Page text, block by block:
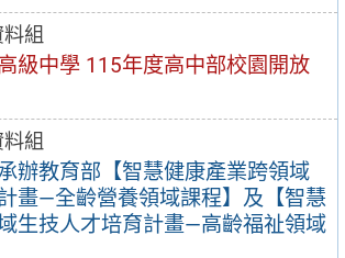
料組
級中學 115年度高中部校園開放
料組
辦教育部【智慧健康產業跨領域
畫—全齡營養領域課程】及【智慧
生技人才培育計畫—高齡福祉領域